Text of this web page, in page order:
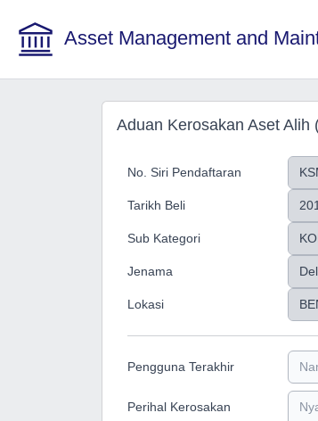
Asset Management and
Aduan Kerosakan Aset Alih
No. Siri Pendaftaran
Tarikh Beli
Sub Kategori
Jenama
Lokasi
Pengguna Terakhir
Perihal Kerosakan